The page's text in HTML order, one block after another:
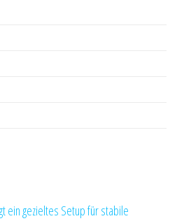
ein gezieltes Setup für stabile